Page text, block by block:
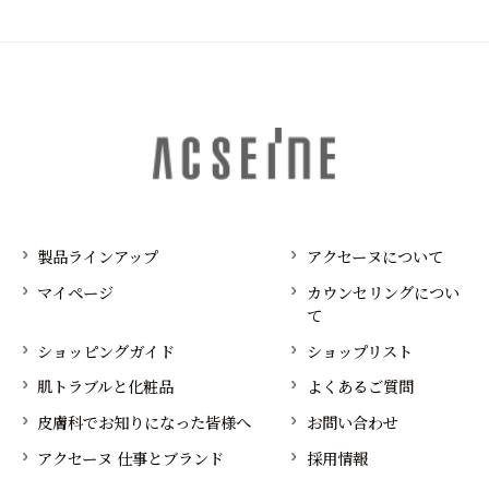
製品ラインアップ
アクセーヌについて
マイページ
カウンセリングについ
て
ショッピングガイド
ショップリスト
肌トラブルと化粧品
よくあるご質問
皮膚科でお知りになった皆様へ
お問い合わせ
アクセーヌ 仕事とブランド
採用情報